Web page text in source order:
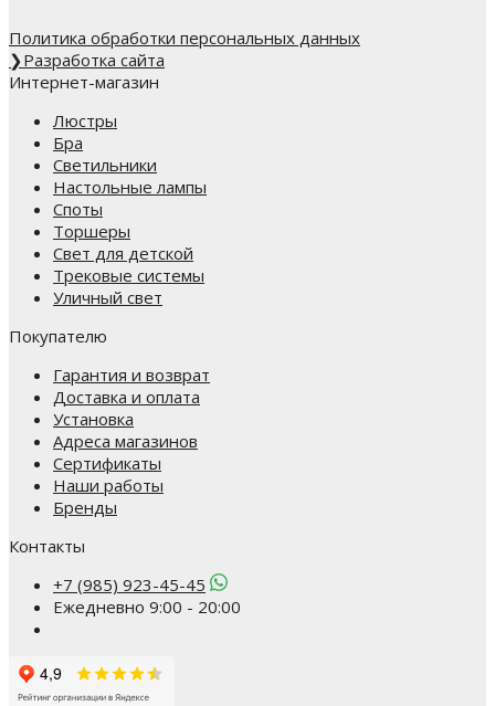
Политика обработки персональных данных
❯Разработка сайта
Интернет-магазин
Люстры
Бра
Светильники
Настольные лампы
Споты
Торшеры
Свет для детской
Трековые системы
Уличный свет
Покупателю
Гарантия и возврат
Доставка и оплата
Установка
Адреса магазинов
Сертификаты
Наши работы
Бренды
Контакты
+7 (985) 923-45-45
Ежедневно 9:00 - 20:00